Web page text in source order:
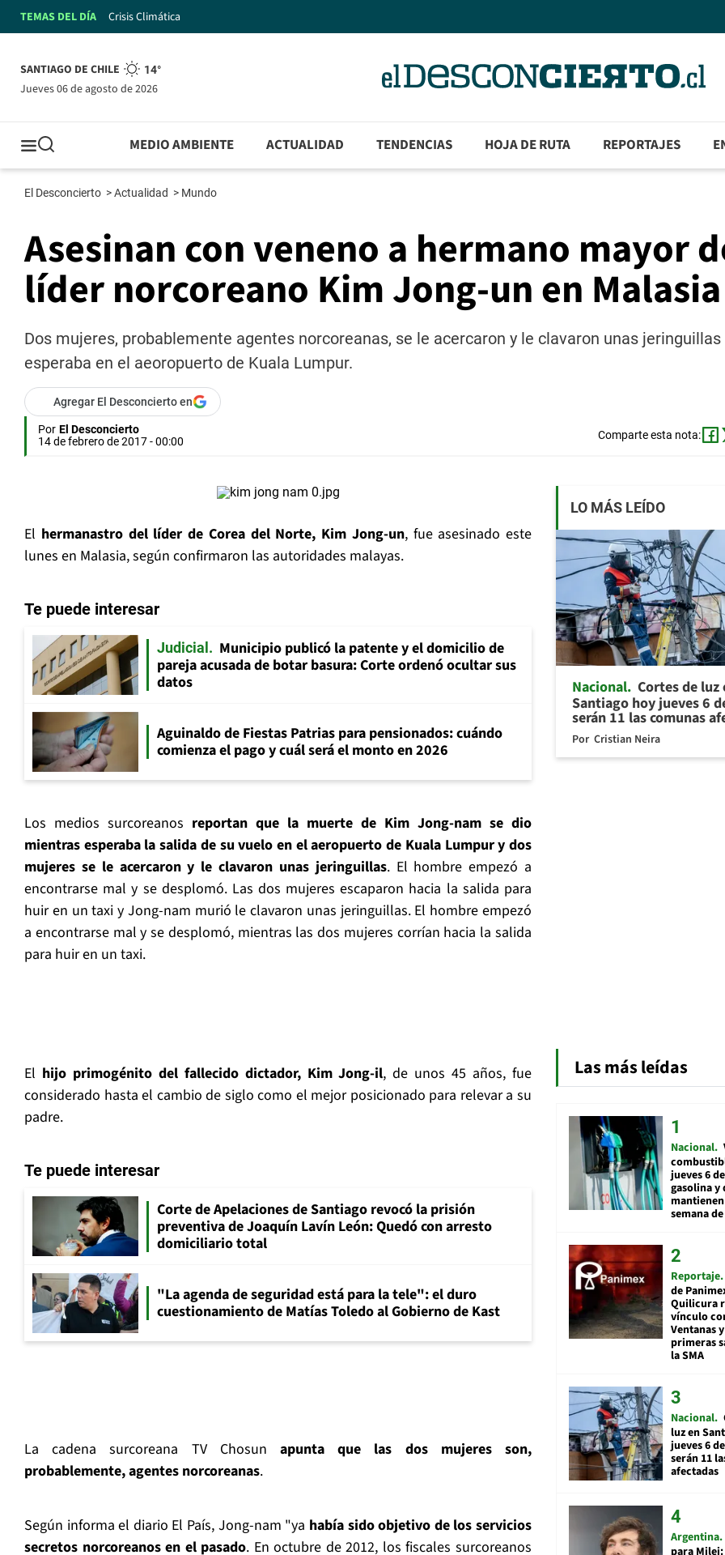
TEMAS DEL DÍA Crisis Climática
SANTIAGO DE CHILE 14°
jueves 06 de agosto de 2026
MEDIO AMBIENTE ACTUALIDAD TENDENCIAS HOJA DE RUTA REPORTAJES
El Desconcierto >Actualidad > Mundo
Asesinan con veneno a hermano mayor
líder norcoreano Kim Jong-un en Malasia
Dos mujeres, probablemente agentes norcoreanas, se le acercaron y le clavaron unas
esperaba en el aeoropuerto de Kuala Lumpur.
Agregar El Desconcierto en
Por El Desconcierto
14 de febrero de 2017 - 00:00
Comparte esta nota:
El hermanastro del líder de Corea del Norte, Kim Jong-un, fue asesinado este
lunes en Malasia, según confirmaron las autoridades malayas.
Te puede interesar
Judicial
Municipio publicó la patente y el domicilio de
pareja acusada de botar basura: Corte ordenó ocultar sus
datos
Aguinaldo de Fiestas Patrias para pensionados: cuándo
comienza el pago y cuál será el monto en 2026
Los medios surcoreanos reportan que la muerte de Kim Jong-nam se dio
mientras esperaba la salida de su vuelo en el aeropuerto de Kuala Lumpur y dos
mujeres se le acercaron y le clavaron unas jeringuillas. El hombre empezó a
encontrarse mal y se desplomó. Las dos mujeres escaparon hacia la salida para
huir en un taxi y Jong-nam murió le clavaron unas jeringuillas. El hombre empezó
a encontrarse mal y se desplomó, mientras las dos mujeres corrían hacia la salida
para huir en un taxi.
El hijo primogénito del fallecido dictador, Kim Jong-il, de unos 45 años, fue
considerado hasta el cambio de siglo como el mejor posicionado para relevar a su
padre.
Te puede interesar
Corte de Apelaciones de Santiago revocó la prisión
preventiva de Joaquín Lavín León: Quedó con arresto
domiciliario total
"La agenda de seguridad está para la tele": el duro
cuestionamiento de Matías Toledo al Gobierno de Kast
La cadena surcoreana TV Chosun apunta que las dos mujeres son,
probablemente, agentes norcoreanas.
Según informa el diario El País, Jong-nam "ya había sido objetivo de los servicios
secretos norcoreanos en el pasado. En octubre de 2012, los fiscales surcoreanos
LO MÁS LEÍDO
Nacional Cortes de luz
Santiago hoy jueves 6
serán 11 las comunas
Por Cristian Neira
Las más leídas
Nacional
jueves 6
gasolina y
semana
Reportaje
de
Quilicura
vínculo
Ventanas
primeras
la SMA
Nacional
luz en
jueves 6
serán 11
afectadas
Argentina
para